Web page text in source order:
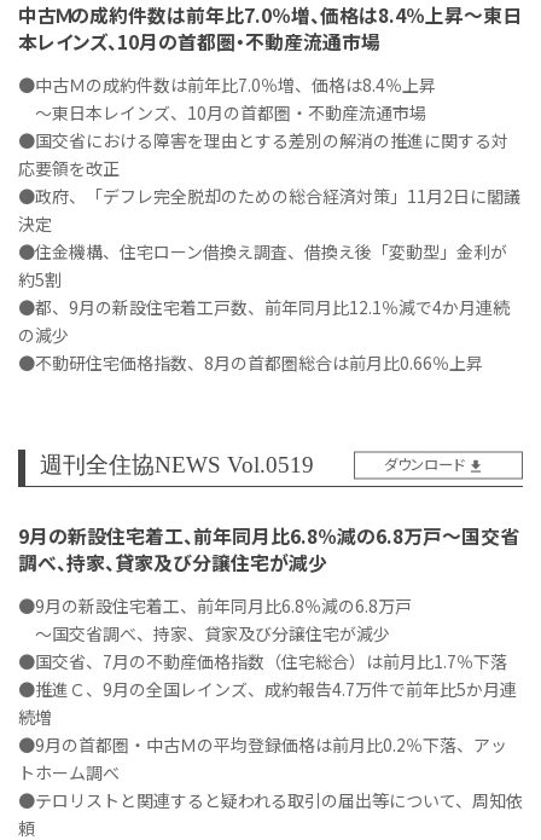
中古Ｍの成約件数は前年比7.0％増、価格は8.4％上昇～東日
本レインズ、10月の首都圏・不動産流通市場
●中古Ｍの成約件数は前年比7.0％増、価格は8.4％上昇
～東日本レインズ、10月の首都圏・不動産流通市場
●国交省における障害を理由とする差別の解消の推進に関する対
応要領を改正
●政府、「デフレ完全脱却のための総合経済対策」11月2日に閣議
決定
●住金機構、住宅ローン借換え調査、借換え後「変動型」金利が
約5割
●都、9月の新設住宅着工戸数、前年同月比12.1％減で4か月連続
の減少
●不動研住宅価格指数、8月の首都圏総合は前月比0.66％上昇
週刊全住協NEWS Vol.0519 ダウンロード
9月の新設住宅着工、前年同月比6.8％減の6.8万戸～国交省
調べ、持家、貸家及び分譲住宅が減少
●9月の新設住宅着工、前年同月比6.8％減の6.8万戸
～国交省調べ、持家、貸家及び分譲住宅が減少
●国交省、7月の不動産価格指数（住宅総合）は前月比1.7％下落
●推進Ｃ、9月の全国レインズ、成約報告4.7万件で前年比5か月連
続増
●9月の首都圏・中古Ｍの平均登録価格は前月比0.2％下落、アッ
トホーム調べ
●テロリストと関連すると疑われる取引の届出等について、周知依
頼